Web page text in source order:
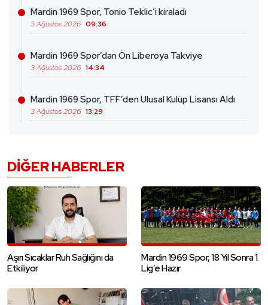
Mardin 1969 Spor, Tonio Teklic’i kiraladı
5 Ağustos 2026 09:36
Mardin 1969 Spor’dan Ön Liberoya Takviye
3 Ağustos 2026 14:34
Mardin 1969 Spor, TFF’den Ulusal Kulüp Lisansı Aldı
3 Ağustos 2026 13:29
DIĞER HABERLER
Aşırı Sıcaklar Ruh Sağlığını da
Etkiliyor
Mardin 1969 Spor, 18 Yıl Sonra 1.
Lig’e Hazır